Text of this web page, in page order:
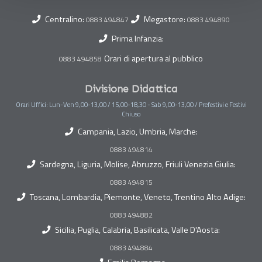
Centralino: 0883 494847 Megastore: 0883 494890
Prima Infanzia:
0883 494858 Orari di apertura al pubblico
Divisione Didattica
Orari Uffici: Lun-Ven 9,00-13,00 / 15,00-18,30 - Sab 9,00-13,00 / Prefestivi e Festivi
Chiuso
Campania, Lazio, Umbria, Marche:
0883 494814
Sardegna, Liguria, Molise, Abruzzo, Friuli Venezia Giulia:
0883 494815
Toscana, Lombardia, Piemonte, Veneto, Trentino Alto Adige:
0883 494882
Sicilia, Puglia, Calabria, Basilicata, Valle D'Aosta:
0883 494884